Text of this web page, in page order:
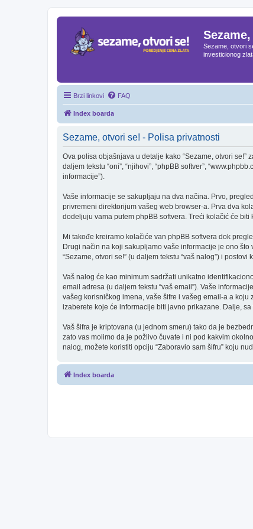
Sezame, otvori
investicionog
Brzi linkovi FAQ
Index boarda
Sezame, otvori se! - Polisa privatnosti
Ova polisa objašnjava u detalje kako “Sezame, otvori se!”
daljem tekstu “oni”, “njihovi”, “phpBB softver”,
informacije”).
Vaše informacije se sakupljaju na dva načina. Prvo,
privremeni direktorijum vašeg web browser-a. Prva dva
dodeljuju vama putem phpBB softvera. Treći kolačić će
Mi takođe kreiramo kolačiće van phpBB softvera dok
Drugi način na koji sakupljamo vaše informacije je ono
“Sezame, otvori se!” (u daljem tekstu “vaš nalog”) i
Vaš nalog će kao minimum sadržati unikatno
email adresa (u daljem tekstu “vaš email”). Vaše
vašeg korisničkog imena, vaše šifre i vašeg email-a a
izaberete koje će informacije biti javno prikazane. Dalje,
Vaš šifra je kriptovana (u jednom smeru) tako da je
zato vas molimo da je požlivo čuvate i ni pod kakvim
nalog, možete koristiti opciju “Zaboravio sam šifru” koju
Index boarda